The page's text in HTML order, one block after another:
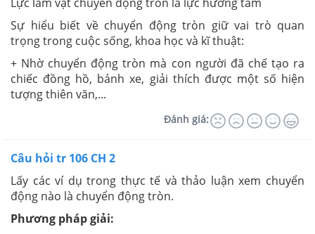
Sự hiểu biết về chuyển động tròn giữ vai trò quan
trọng trong cuộc sống, khoa học và kĩ thuật:
+ Nhờ chuyển động tròn mà con người đã chế tạo ra
chiếc đồng hồ, bánh xe, giải thích được một số hiện
tượng thiên văn,...
Đánh giá:
Câu hỏi tr 106 CH 2
Lấy các ví dụ trong thực tế và thảo luận xem chuyển
động nào là chuyển động tròn.
Phương pháp giải: